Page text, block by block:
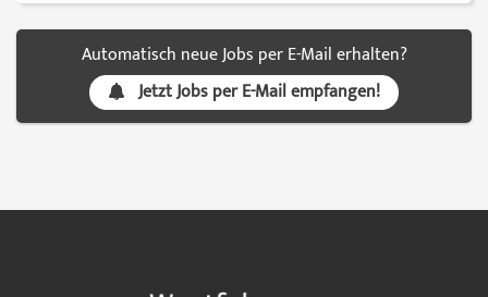
Automatisch neue Jobs per E-Mail erhalten?
Jetzt Jobs per E-Mail empfangen!